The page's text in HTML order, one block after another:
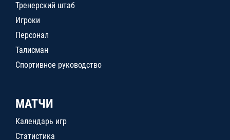
Тренерский штаб
Игроки
Персонал
Талисман
Спортивное руководство
МАТЧИ
Календарь игр
Статистика